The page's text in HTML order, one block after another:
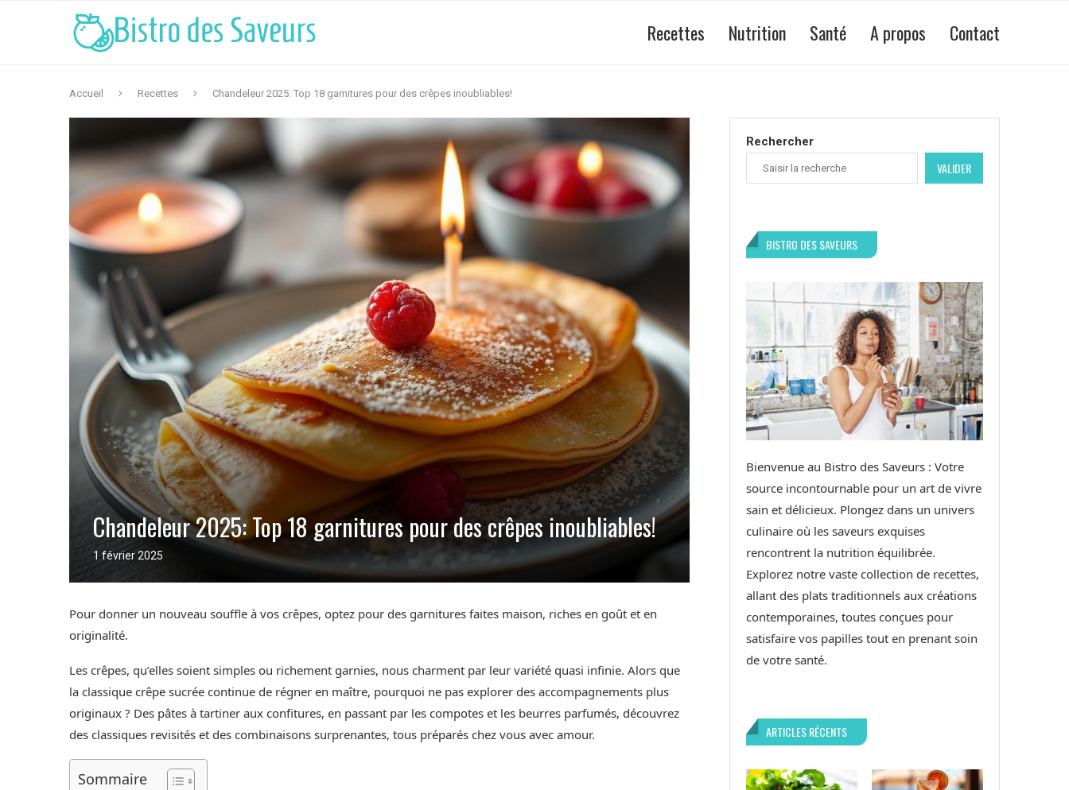
Recettes Nutrition Santé A propos Contact
Accueil Recettes Chandeleur 2025: Top 18 garnitures pour des crêpes inoubliables!
Chandeleur 2025: Top 18 garnitures pour des crêpes inoubliables!
1 février 2025
Pour donner un nouveau souffle à vos crêpes, optez pour des garnitures faites maison, riches en goût et en
originalité.
Les crêpes, qu’elles soient simples ou richement garnies, nous charment par leur variété quasi infinie. Alors que
la classique crêpe sucrée continue de régner en maître, pourquoi ne pas explorer des accompagnements plus
originaux ? Des pâtes à tartiner aux confitures, en passant par les compotes et les beurres parfumés, découvrez
des classiques revisités et des combinaisons surprenantes, tous préparés chez vous avec amour.
Sommaire
Rechercher
VALIDER
BISTRO DES SAVEURS
Bienvenue au Bistro des Saveurs : Votre
source incontournable pour un art de vivre
sain et délicieux. Plongez dans un univers
culinaire où les saveurs exquises
rencontrent la nutrition équilibrée.
Explorez notre vaste collection de recettes,
allant des plats traditionnels aux créations
contemporaines, toutes conçues pour
satisfaire vos papilles tout en prenant soin
de votre santé.
ARTICLES RÉCENTS